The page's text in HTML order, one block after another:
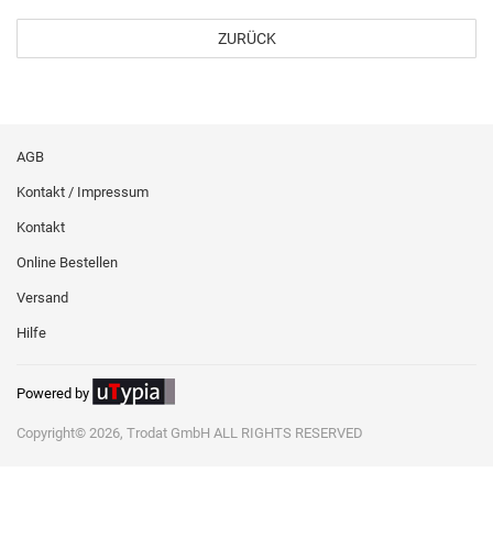
ZURÜCK
AGB
Kontakt / Impressum
Kontakt
Online Bestellen
Versand
Hilfe
Powered by
Copyright© 2026, Trodat GmbH ALL RIGHTS RESERVED